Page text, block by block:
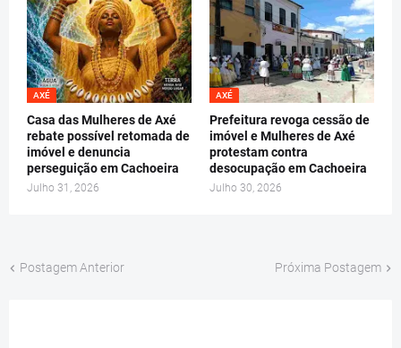
AXÉ
Casa das Mulheres de Axé
rebate possível retomada de
imóvel e denuncia
perseguição em Cachoeira
Julho 31, 2026
AXÉ
Prefeitura revoga cessão de
imóvel e Mulheres de Axé
protestam contra
desocupação em Cachoeira
Julho 30, 2026
Postagem Anterior Próxima Postagem